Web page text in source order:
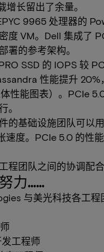
增长留出了余量。
9965 处理器的
度 VM。Dell 集成了
署的参考架构。
SSD 的 IOPS 较
性能提升
性能图表）。PCIe
。
的基础设施团队可以
速度。PCIe 5.0 的性
程团队之间的协调配合
力……
与美光科技各工程
工程师